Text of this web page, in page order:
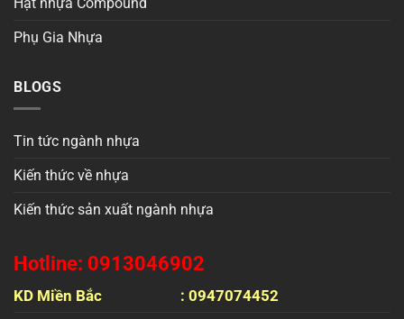
Phụ Gia Nhựa
BLOGS
Tin tức ngành nhựa
Kiến thức về nhựa
Kiến thức sản xuất ngành nhựa
Hotline: 0913046902
KD Miền Bắc
: 0947074452